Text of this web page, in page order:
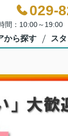
029-
間：10:00～19:00
から探す ス